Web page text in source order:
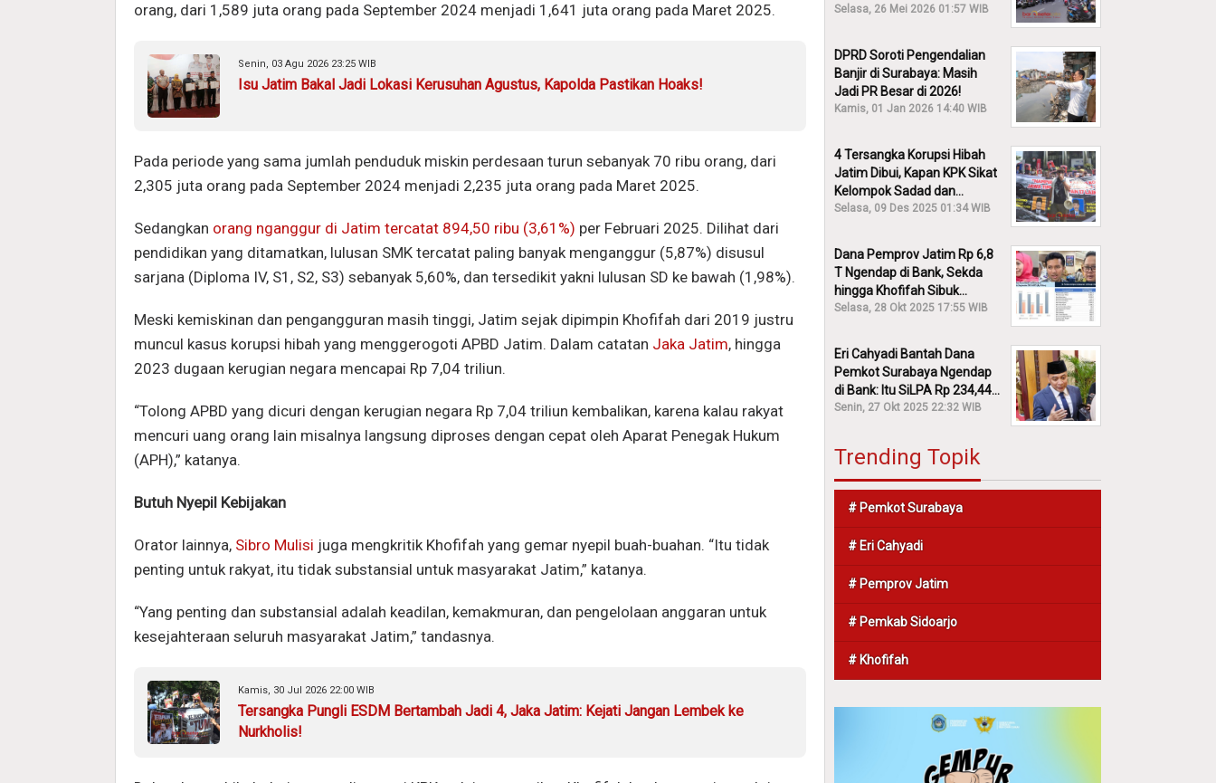
orang, dari 1,589 juta orang pada September 2024 menjadi 1,641 juta orang pada Maret 2025.
Senin, 03 Agu 2026 23:25 WIB
Isu Jatim Bakal Jadi Lokasi Kerusuhan Agustus, Kapolda Pastikan Hoaks!
Pada periode yang sama jumlah penduduk miskin perdesaan turun sebanyak 70 ribu orang, dari
2,305 juta orang pada September 2024 menjadi 2,235 juta orang pada Maret 2025.
Sedangkan orang nganggur di Jatim tercatat 894,50 ribu (3,61%) per Februari 2025. Dilihat dari
pendidikan yang ditamatkan, lulusan SMK tercatat paling banyak menganggur (5,87%) disusul
sarjana (Diploma IV, S1, S2, S3) sebanyak 5,60%, dan tersedikit yakni lulusan SD ke bawah (1,98%).
Meski kemiskinan dan pengangguran masih tinggi, Jatim sejak dipimpin Khofifah dari 2019 justru
muncul kasus korupsi hibah yang menggerogoti APBD Jatim. Dalam catatan Jaka Jatim, hingga
2023 dugaan kerugian negara mencapai Rp 7,04 triliun.
“Tolong APBD yang dicuri dengan kerugian negara Rp 7,04 triliun kembalikan, karena kalau rakyat
mencuri uang orang lain misalnya langsung diproses dengan cepat oleh Aparat Penegak Hukum
(APH),” katanya.
Butuh Nyepil Kebijakan
Orator lainnya, Sibro Mulisi juga mengkritik Khofifah yang gemar nyepil buah-buahan. “Itu tidak
penting untuk rakyat, itu tidak substansial untuk masyarakat Jatim,” katanya.
“Yang penting dan substansial adalah keadilan, kemakmuran, dan pengelolaan anggaran untuk
kesejahteraan seluruh masyarakat Jatim,” tandasnya.
Kamis, 30 Jul 2026 22:00 WIB
Tersangka Pungli ESDM Bertambah Jadi 4, Jaka Jatim: Kejati Jangan Lembek ke
Nurkholis!
Menang!
Selasa, 26 Mei 2026 01:57 WIB
DPRD Soroti Pengendalian
Banjir di Surabaya: Masih
Jadi PR Besar di 2026!
Kamis, 01 Jan 2026 14:40 WIB
4 Tersangka Korupsi Hibah
Jatim Dibui, Kapan KPK Sikat
Kelompok Sadad dan
Iskandar?
Selasa, 09 Des 2025 01:34 WIB
Dana Pemprov Jatim Rp 6,8
T Ngendap di Bank, Sekda
hingga Khofifah Sibuk
Membantah!
Selasa, 28 Okt 2025 17:55 WIB
Eri Cahyadi Bantah Dana
Pemkot Surabaya Ngendap
di Bank: Itu SiLPA Rp 234,44
M!
Senin, 27 Okt 2025 22:32 WIB
Trending Topik
# Pemkot Surabaya
# Eri Cahyadi
# Pemprov Jatim
# Pemkab Sidoarjo
# Khofifah